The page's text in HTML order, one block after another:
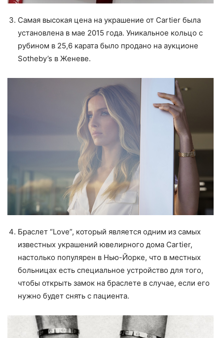
Самая высокая цена на украшение от Cartier была
установлена в мае 2015 года. Уникальное кольцо с
рубином в 25,6 карата было продано на аукционе
Sotheby’s в Женеве.
Браслет “Love”, который является одним из самых
известных украшений ювелирного дома Cartier,
настолько популярен в Нью-Йорке, что в местных
больницах есть специальное устройство для того,
чтобы открыть замок на браслете в случае, если его
нужно будет снять с пациента.